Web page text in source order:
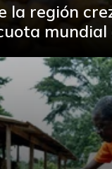
la región
mundial